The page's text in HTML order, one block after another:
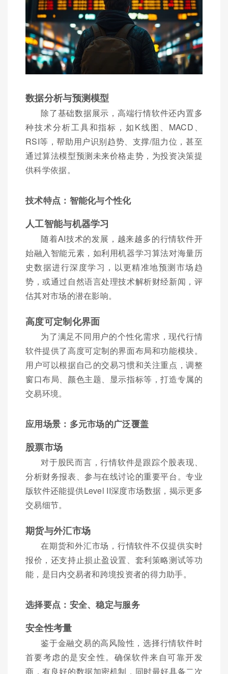
数据分析与预测模型
除了基础数据展示，高端行情软件还内置多
种技术分析工具和指标，如K线图、MACD、
RSI等，帮助用户识别趋势、支撑/阻力位，甚至
通过算法模型预测未来价格走势，为投资决策提
供科学依据。
技术特点：智能化与个性化
人工智能与机器学习
随着AI技术的发展，越来越多的行情软件开
始融入智能元素，如利用机器学习算法对海量历
史数据进行深度学习，以更精准地预测市场趋
势，或通过自然语言处理技术解析财经新闻，评
估其对市场的潜在影响。
高度可定制化界面
为了满足不同用户的个性化需求，现代行情
软件提供了高度可定制的界面布局和功能模块。
用户可以根据自己的交易习惯和关注重点，调整
窗口布局、颜色主题、显示指标等，打造专属的
交易环境。
应用场景：多元市场的广泛覆盖
股票市场
对于股民而言，行情软件是跟踪个股表现、
分析财务报表、参与在线讨论的重要平台。专业
版软件还能提供Level II深度市场数据，揭示更多
交易细节。
期货与外汇市场
在期货和外汇市场，行情软件不仅提供实时
报价，还支持止损止盈设置、套利策略测试等功
能，是日内交易者和跨境投资者的得力助手。
选择要点：安全、稳定与服务
安全性考量
鉴于金融交易的高风险性，选择行情软件时
首要考虑的是安全性。确保软件来自可靠开发
商，有良好的数据加密机制，同时最好具备二次